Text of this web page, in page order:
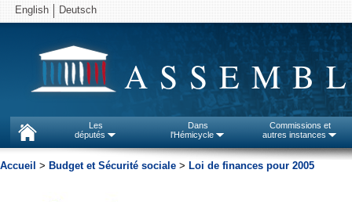
English Deutsch
Les
députés
Dans
l'Hémicycle
Commissions et
autres instances
Accueil > Budget et Sécurité sociale > Loi de finances pour 2005